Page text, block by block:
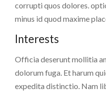
corrupti quos dolores.
minus id quod maxime
Interests
Officia deserunt mollitia
dolorum fuga. Et harum
expedita distinctio. Nam